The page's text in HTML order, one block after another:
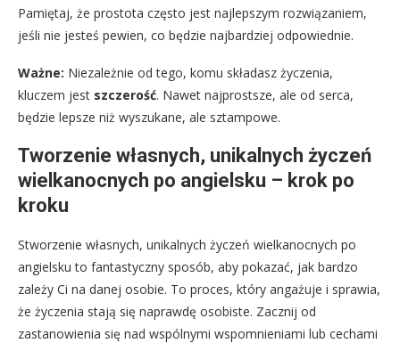
Pamiętaj, że prostota często jest najlepszym rozwiązaniem,
jeśli nie jesteś pewien, co będzie najbardziej odpowiednie.
Ważne: Niezależnie od tego, komu składasz życzenia,
kluczem jest szczerość. Nawet najprostsze, ale od serca,
będzie lepsze niż wyszukane, ale sztampowe.
Tworzenie własnych, unikalnych życzeń
wielkanocnych po angielsku – krok po
kroku
Stworzenie własnych, unikalnych życzeń wielkanocnych po
angielsku to fantastyczny sposób, aby pokazać, jak bardzo
zależy Ci na danej osobie. To proces, który angażuje i sprawia,
że życzenia stają się naprawdę osobiste. Zacznij od
zastanowienia się nad wspólnymi wspomnieniami lub cechami